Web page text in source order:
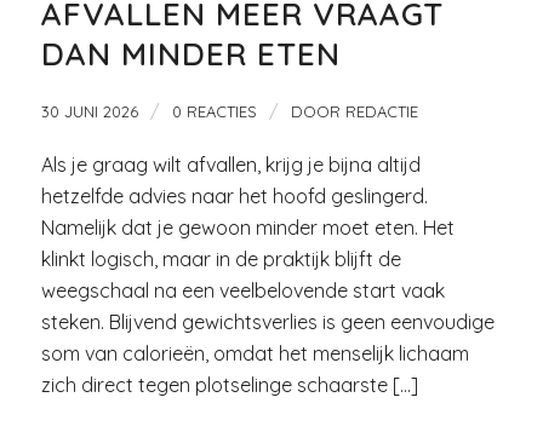
AFVALLEN MEER VRAAGT
DAN MINDER ETEN
30 JUNI 2026 / 0 REACTIES / DOOR REDACTIE
Als je graag wilt afvallen, krijg je bijna altijd
hetzelfde advies naar het hoofd geslingerd.
Namelijk dat je gewoon minder moet eten. Het
klinkt logisch, maar in de praktijk blijft de
weegschaal na een veelbelovende start vaak
steken. Blijvend gewichtsverlies is geen eenvoudige
som van calorieën, omdat het menselijk lichaam
zich direct tegen plotselinge schaarste […]